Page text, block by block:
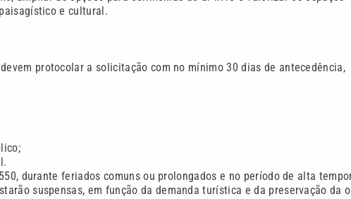
e cultural.
protocolar a solicitação com no mínimo 30 dias de antecedência,
durante feriados comuns ou prolongados e no período de alta
suspensas, em função da demanda turística e da preservação da